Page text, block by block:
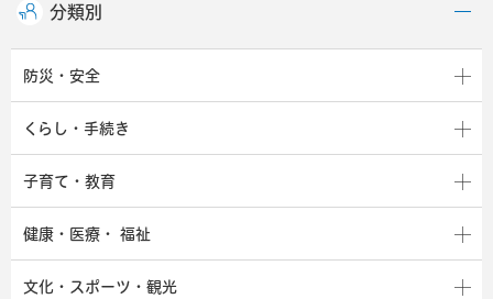
分類別
防災・安全
くらし・手続き
子育て・教育
健康・医療・ 福祉
文化・スポーツ・観光